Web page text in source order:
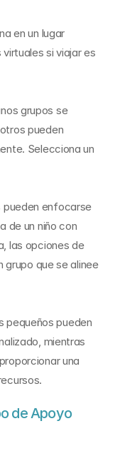
en un lugar
si viajar es
grupos se
pueden
Selecciona un
pueden enfocarse
de un niño con
las opciones de
grupo que se alinee
pequeños pueden
mientras
una
de Apoyo